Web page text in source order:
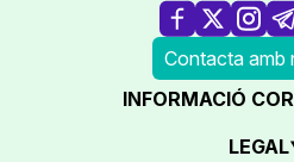
Contacta amb
INFORMACIÓ
LEGAL